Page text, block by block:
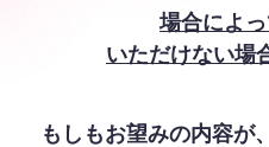
場合によ
いただけない場
もしもお望みの内容が、